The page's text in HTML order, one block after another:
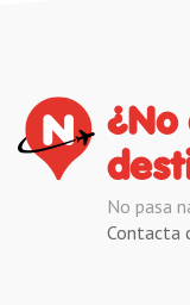
No pasa
Contacta